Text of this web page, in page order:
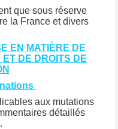
que sous réserve
la France et divers
EN MATIÈRE DE
DE DROITS DE
aux mutations
détaillés
.